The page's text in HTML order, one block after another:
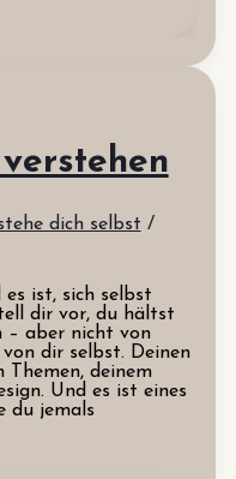
dich selbst /
es ist, sich selbst
dir vor, du hältst
– aber nicht von
dir selbst. Deinen
Themen, deinem
Und es ist eines
du jemals